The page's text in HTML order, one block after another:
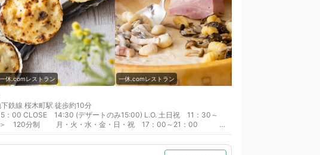
一休.comレストラン 一休.comレストラン
鉄線 桜木町駅 徒歩約10分
CLOSE